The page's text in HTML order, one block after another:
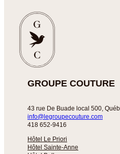
GROUPE COUTURE
43 rue De Buade local 500,
info@legroupecouture.com
418 652-9416
Hôtel Le Priori
Hôtel Sainte-Anne